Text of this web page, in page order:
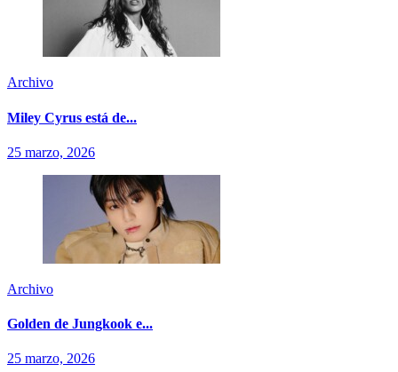
Archivo
Miley Cyrus está de...
25 marzo, 2026
Archivo
Golden de Jungkook e...
25 marzo, 2026